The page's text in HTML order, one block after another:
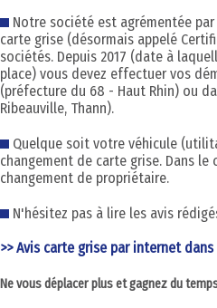
Notre société est agrémentée
carte grise (désormais appelé
sociétés. Depuis 2017 (date à
place) vous devez effectuer vos
(préfecture du 68 - Haut Rhin) ou
Ribeauville, Thann).
Quelque soit votre véhicule
changement de carte grise. Dans
changement de propriétaire.
N'hésitez pas à lire les avis
>> Avis carte grise par internet dans
Ne vous déplacer plus et gagnez du